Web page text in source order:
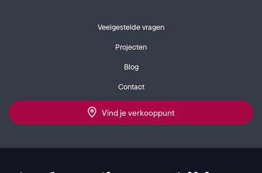
Veelgestelde vragen
Projecten
Blog
Contact
Vind je verkooppunt